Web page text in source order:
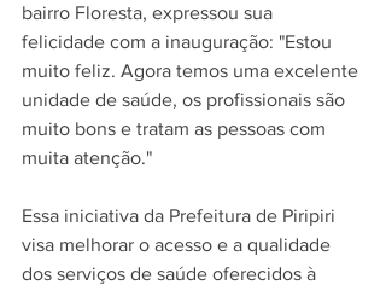
bairro Floresta, expressou sua
felicidade com a inauguração: "Estou
muito feliz. Agora temos uma excelente
unidade de saúde, os profissionais são
muito bons e tratam as pessoas com
muita atenção."
Essa iniciativa da Prefeitura de Piripiri
visa melhorar o acesso e a qualidade
dos serviços de saúde oferecidos à